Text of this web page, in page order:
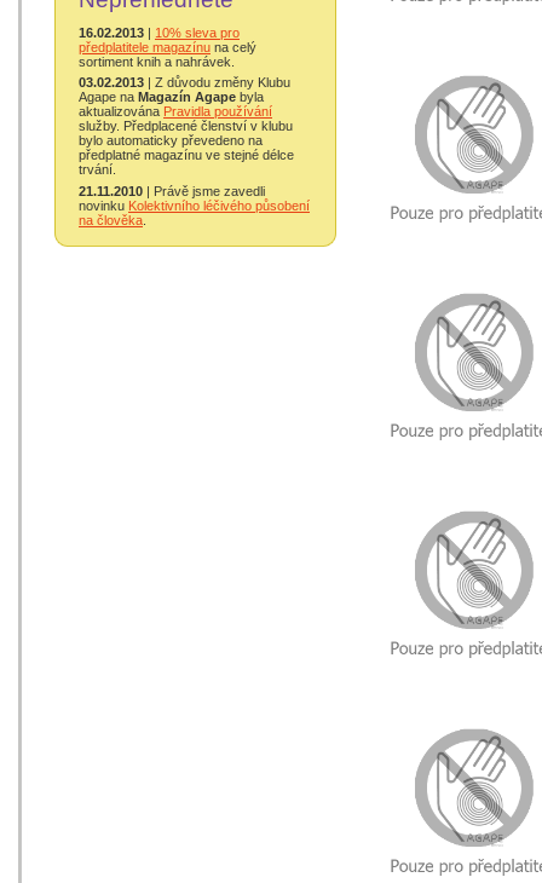
16.02.2013 | 10% sleva pro
předplatitele magazínu na celý
sortiment knih a nahrávek.
03.02.2013 | Z důvodu změny Klubu
Agape na Magazín Agape byla
aktualizována Pravidla používání
služby. Předplacené členství v klubu
bylo automaticky převedeno na
předplatné magazínu ve stejné délce
trvání.
21.11.2010 | Právě jsme zavedli
novinku Kolektivního léčivého působení
na člověka